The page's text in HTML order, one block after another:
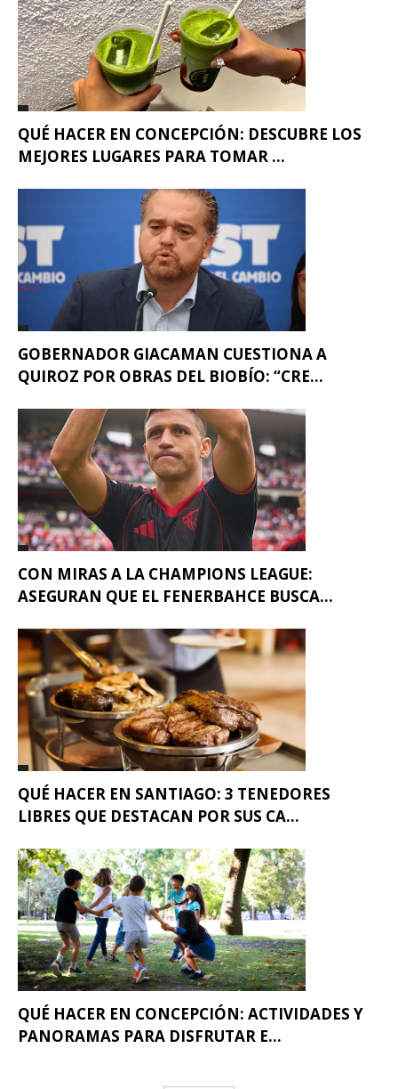
QUÉ HACER EN CONCEPCIÓN: DESCUBRE LOS
MEJORES LUGARES PARA TOMAR ...
GOBERNADOR GIACAMAN CUESTIONA A
QUIROZ POR OBRAS DEL BIOBÍO: “CRE...
CON MIRAS A LA CHAMPIONS LEAGUE:
ASEGURAN QUE EL FENERBAHCE BUSCA...
QUÉ HACER EN SANTIAGO: 3 TENEDORES
LIBRES QUE DESTACAN POR SUS CA...
QUÉ HACER EN CONCEPCIÓN: ACTIVIDADES Y
PANORAMAS PARA DISFRUTAR E...